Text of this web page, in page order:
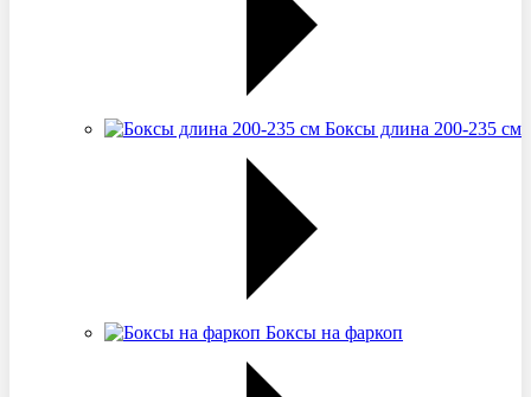
Боксы длина 200-235 см
Боксы на фаркоп